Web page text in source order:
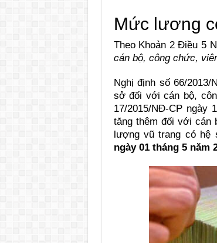
Mức lương
Theo Khoản 2 Điều 5
cán bộ, công chức,
Nghị định số 66/
sở đối với cán bộ,
17/2015/NĐ-CP ngày
tăng thêm đối với
lượng vũ trang có hệ
ngày 01 tháng 5 năm